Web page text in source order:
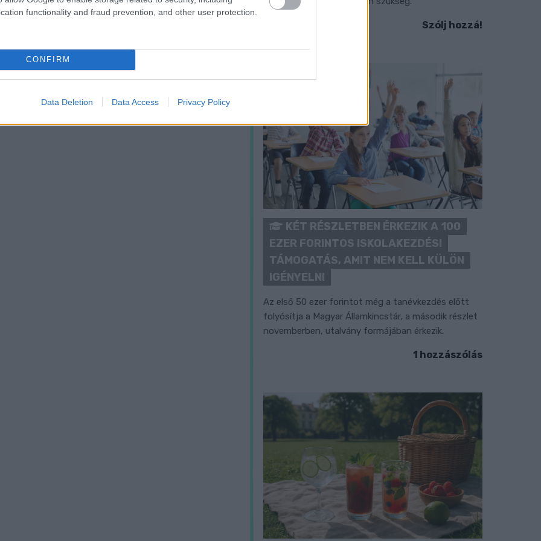
functionality and fraud prevention, and other user protection.
CONFIRM
Data Deletion Data Access Privacy Policy
Szólj hozzá!
KÉT RÉSZLETBEN ÉRKEZIK A 100
EZER FORINTOS ISKOLAKEZDÉSI
TÁMOGATÁS, AMIT NEM KELL KÜLÖN
IGÉNYELNI
Az első 50 ezer forintot még a tanévkezdés előtt
folyósítja a Magyar Államkincstár, a második részlet
novemberben, utalvány formájában érkezik.
1 hozzászólás